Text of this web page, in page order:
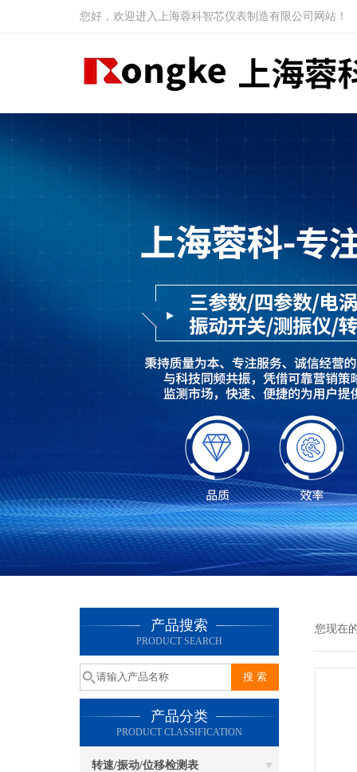
您好，欢迎进入上海蓉科智芯仪表制造有限公司网站！
产品搜索
PRODUCT SEARCH
产品分类
PRODUCT CLASSIFICATION
转速/振动/位移检测表
您现在